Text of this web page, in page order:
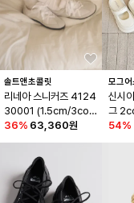
솔트앤초콜릿
리네아 스니커즈 4124
30001 (1.5cm/3colo
rs)
36% 63,360원
모그
신시
그
54%